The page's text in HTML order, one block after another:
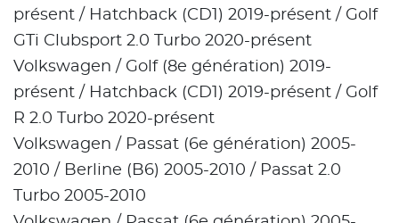
présent / Hatchback (CD1) 2019-présent / Golf
GTi Clubsport 2.0 Turbo 2020-présent
Volkswagen / Golf (8e génération) 2019-
présent / Hatchback (CD1) 2019-présent / Golf
R 2.0 Turbo 2020-présent
Volkswagen / Passat (6e génération) 2005-
2010 / Berline (B6) 2005-2010 / Passat 2.0
Turbo 2005-2010